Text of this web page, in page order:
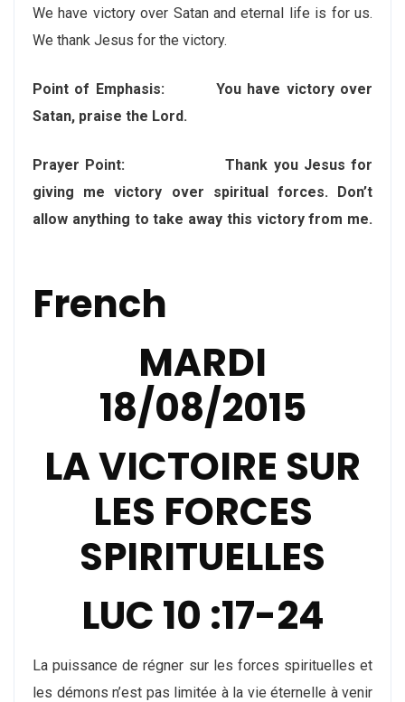
We have victory over Satan and eternal life is for us.
We thank Jesus for the victory.
Point of Emphasis: You have victory over
Satan, praise the Lord.
Prayer Point: Thank you Jesus for
giving me victory over spiritual forces. Don’t
allow anything to take away this victory from me.
French
MARDI
18/08/2015
LA VICTOIRE SUR
LES FORCES
SPIRITUELLES
LUC 10 :17-24
La puissance de régner sur les forces spirituelles et
les démons n’est pas limitée à la vie éternelle à venir